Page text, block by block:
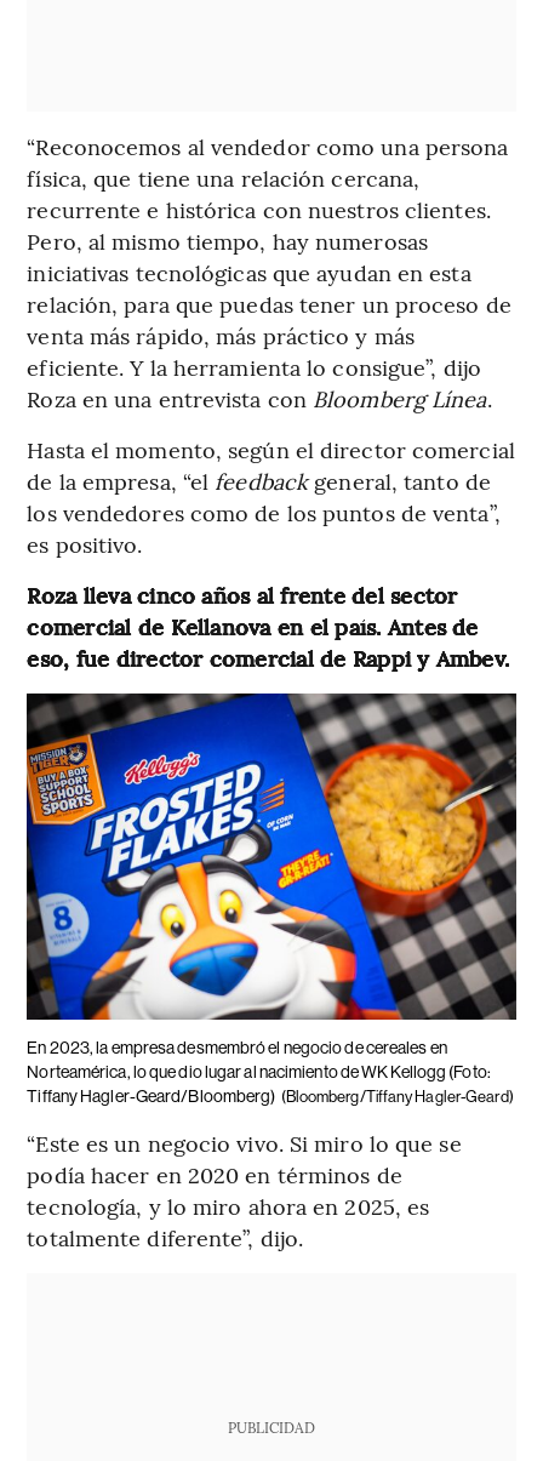
“Reconocemos al vendedor como una persona
física, que tiene una relación cercana,
recurrente e histórica con nuestros clientes.
Pero, al mismo tiempo, hay numerosas
iniciativas tecnológicas que ayudan en esta
relación, para que puedas tener un proceso de
venta más rápido, más práctico y más
eficiente. Y la herramienta lo consigue”, dijo
Roza en una entrevista con Bloomberg Línea.
Hasta el momento, según el director comercial
de la empresa, “el feedbackgeneral, tanto de
los vendedores como de los puntos de venta”,
es positivo.
Roza lleva cinco años al frente del sector
comercial de Kellanova en el país. Antes de
eso, fue director comercial de Rappi y Ambev.
En 2023, la empresa desmembró el negocio de cereales en
Norteamérica, lo que dio lugar al nacimiento de WK Kellogg (Foto:
Tiffany Hagler-Geard/Bloomberg) (Bloomberg/Tiffany Hagler-Geard)
“Este es un negocio vivo. Si miro lo que se
podía hacer en 2020 en términos de
tecnología, y lo miro ahora en 2025, es
totalmente diferente”, dijo.
PUBLICIDAD